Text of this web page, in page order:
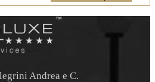
Andrea e C.